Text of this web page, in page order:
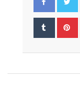
Tumblr